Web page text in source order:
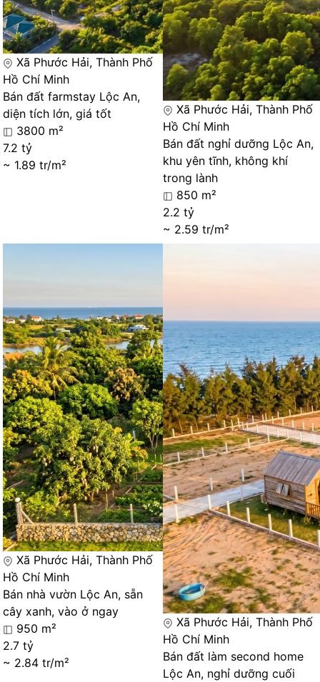
Xã Phước Hải, Thành Phố
Hồ Chí Minh
Bán đất farmstay Lộc An,
diện tích lớn, giá tốt
3800 m²
7.2 tỷ
~ 1.89 tr/m²
Xã Phước Hải, Thành Phố
Hồ Chí Minh
Bán đất nghỉ dưỡng Lộc An,
khu yên tĩnh, không khí
trong lành
850 m²
2.2 tỷ
~ 2.59 tr/m²
Xã Phước Hải, Thành Phố
Hồ Chí Minh
Bán nhà vườn Lộc An, sẵn
cây xanh, vào ở ngay
950 m²
2.7 tỷ
~ 2.84 tr/m²
Xã Phước Hải, Thành Phố
Hồ Chí Minh
Bán đất làm second home
Lộc An, nghỉ dưỡng cuối